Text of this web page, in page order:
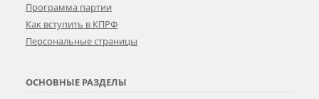
Программа партии
Как вступить в КПРФ
Персональные страницы
ОСНОВНЫЕ РАЗДЕЛЫ